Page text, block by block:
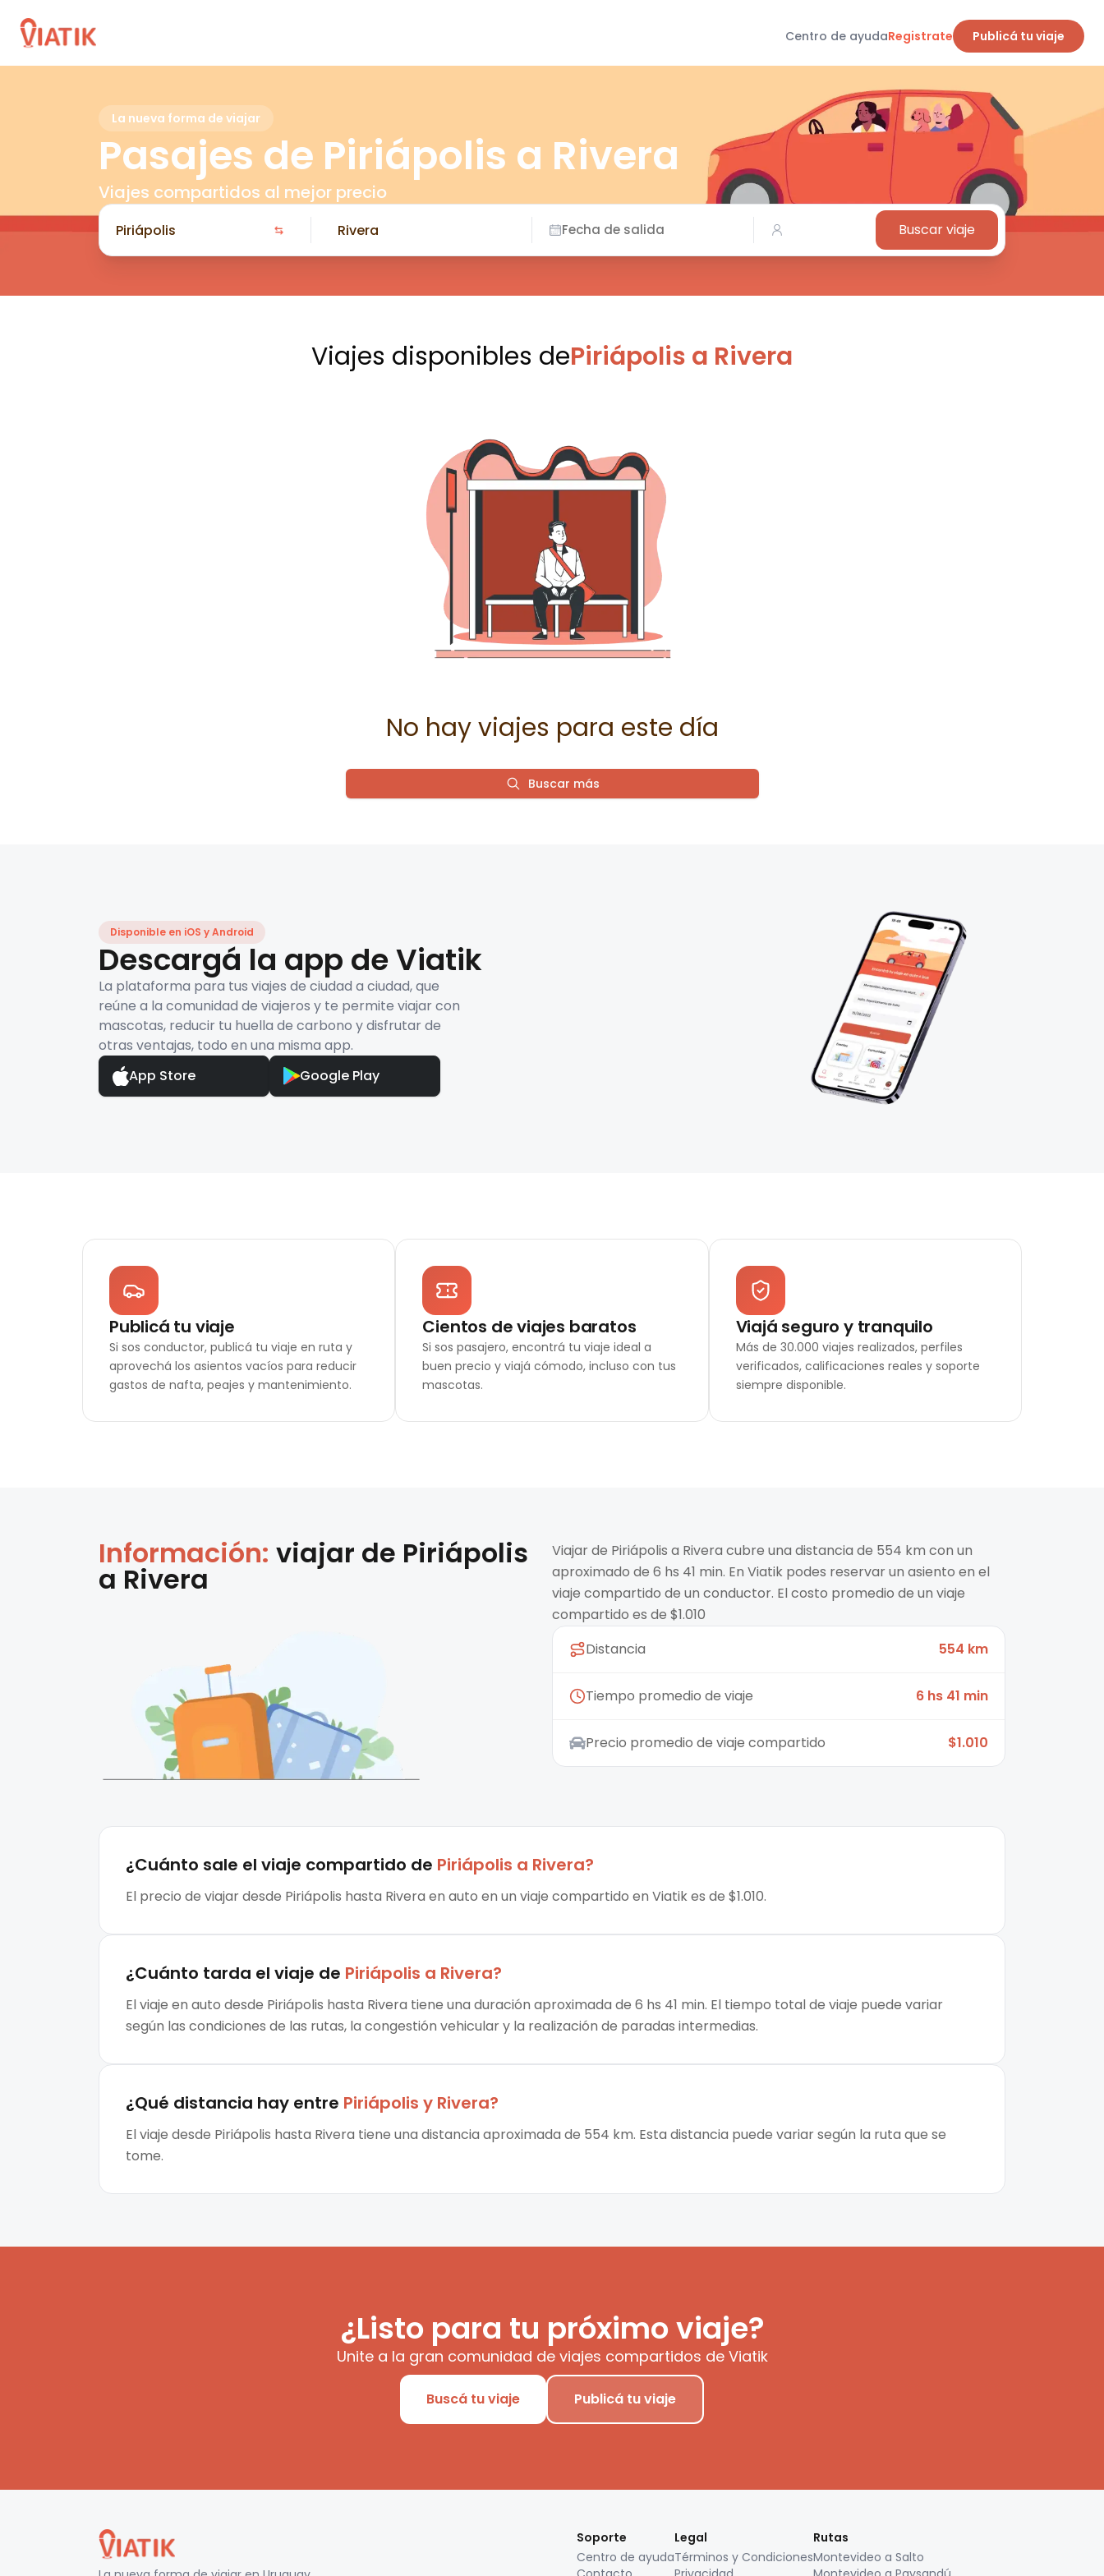
Centro de ayudaRegistrate Publicá tu viaje
La nueva forma de viajar
Pasajes de Piriápolis a Rivera
Viajes compartidos al mejor precio
Fecha de salida Buscar viaje
Viajes disponibles dePiriápolis a Rivera
No hay viajes para este día
Buscar más
Disponible en iOS y Android
Descargá la app de Viatik
La plataforma para tus viajes de ciudad a ciudad, que
reúne a la comunidad de viajeros y te permite viajar con
mascotas, reducir tu huella de carbono y disfrutar de
otras ventajas, todo en una misma app.
App Store
Google Play
Publicá tu viaje
Si sos conductor, publicá tu viaje en ruta y
aprovechá los asientos vacíos para reducir
gastos de nafta, peajes y mantenimiento.
Cientos de viajes baratos
Si sos pasajero, encontrá tu viaje ideal a
buen precio y viajá cómodo, incluso con tus
mascotas.
Viajá seguro y tranquilo
Más de 30.000 viajes realizados, perfiles
verificados, calificaciones reales y soporte
siempre disponible.
Información: viajar de Piriápolis
a Rivera
Viajar de Piriápolis a Rivera cubre una distancia de 554 km con un
aproximado de 6 hs 41 min. En Viatik podes reservar un asiento en el
viaje compartido de un conductor. El costo promedio de un viaje
compartido es de $1.010
Distancia
554 km
Tiempo promedio de viaje 6 hs 41 min
Precio promedio de viaje compartido $1.010
¿Cuánto sale el viaje compartido de Piriápolis a Rivera?
El precio de viajar desde Piriápolis hasta Rivera en auto en un viaje compartido en Viatik es de $1.010.
¿Cuánto tarda el viaje de Piriápolis a Rivera?
El viaje en auto desde Piriápolis hasta Rivera tiene una duración aproximada de 6 hs 41 min. El tiempo total de viaje puede variar
según las condiciones de las rutas, la congestión vehicular y la realización de paradas intermedias.
¿Qué distancia hay entre Piriápolis y Rivera?
El viaje desde Piriápolis hasta Rivera tiene una distancia aproximada de 554 km. Esta distancia puede variar según la ruta que se
tome.
¿Listo para tu próximo viaje?
Unite a la gran comunidad de viajes compartidos de Viatik
Buscá tu viaje Publicá tu viaje
Soporte
Centro de ayuda
Legal
Términos y Condiciones
Rutas
Montevideo a Salto